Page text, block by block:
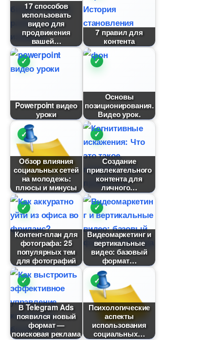
17 способо
использовать
идео для
продвижения
ашей
7 правил для
контента
Powerpoint видео
уроки
Основы
позиционирования.
идео урок.
Обзор влияния
социальных сетей
на молодежь:
плюсы и минусы
Создание
привлекательного
контента для
личного
Контент-план для
фотографа: 25
популярных тем
для фотографий
идеомаркетинг и
ертикальные
идео: базовый
формат
Telegram Ads
появился новый
формат —
поисковая реклама
Психологические
аспекты
использования
социальных